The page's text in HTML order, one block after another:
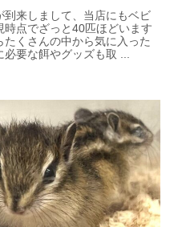
来しまして、当店にもベビ
点でざっと40匹ほどいます
くさんの中から気に入った
要な餌やグッズも取 ...